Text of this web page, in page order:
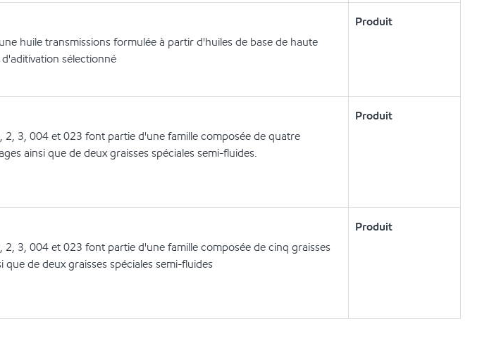
huile transmissions formulée à partir d'huiles de base de haute
sélectionné
Produit
2, 3, 004 et 023 font partie d'une famille composée de quatre
ainsi que de deux graisses spéciales semi-fluides.
Produit
2, 3, 004 et 023 font partie d'une famille composée de cinq graisses
que de deux graisses spéciales semi-fluides
Produit